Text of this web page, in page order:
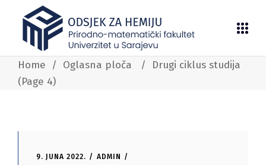
Home / Oglasna ploča / Drugi ciklus studija
(Page 4)
9. JUNA 2022.
ADMIN